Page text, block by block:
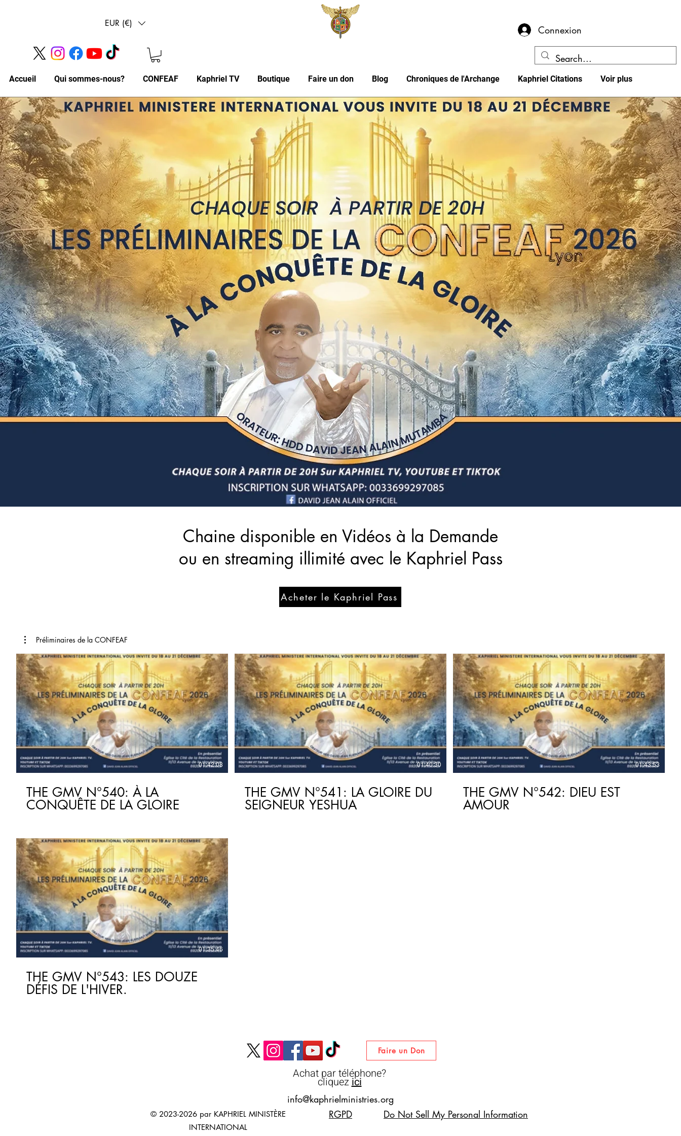
EUR (€)
Connexion
Accueil Qui sommes-nous? CONFEAF Kaphriel TV Boutique Faire un don Blog Chroniques de l'Archange Kaphriel Citations Voir plus
Chaine disponible en Vidéos à la Demande
ou en streaming illimité avec le Kaphriel Pass
Acheter le Kaphriel Pass
Préliminaires de la CONFEAF
01:42:08
THE GMV N°540: À LA
CONQUÊTE DE LA GLOIRE
01:40:30
THE GMV N°541: LA GLOIRE DU
SEIGNEUR YESHUA
01:43:53
THE GMV N°542: DIEU EST
AMOUR
01:35:46
THE GMV N°543: LES DOUZE
DÉFIS DE L'HIVER.
Faire un Don
Achat par téléphone?
cliquezici
info@kaphrielministries.org
RGPD
© 2023-2026 par KAPHRIEL MINISTÈRE
INTERNATIONAL
Do Not Sell My Personal Information